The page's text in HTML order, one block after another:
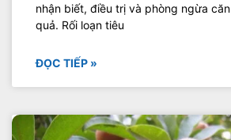
nhận biết, điều trị và phòng ngừa
quả. Rối loạn tiêu
ĐỌC TIẾP »